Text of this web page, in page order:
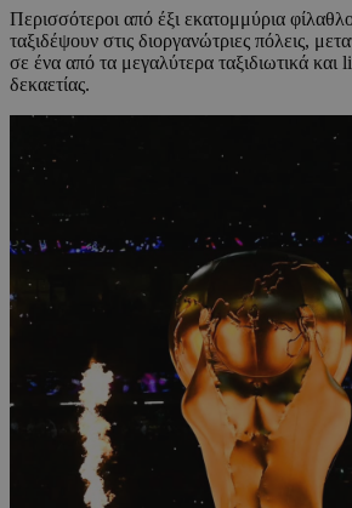
Περισσότεροι από έξι εκατομμύρια
ταξιδέψουν στις διοργανώτριες πόλεις,
σε ένα από τα μεγαλύτερα ταξιδιωτικά και
δεκαετίας.